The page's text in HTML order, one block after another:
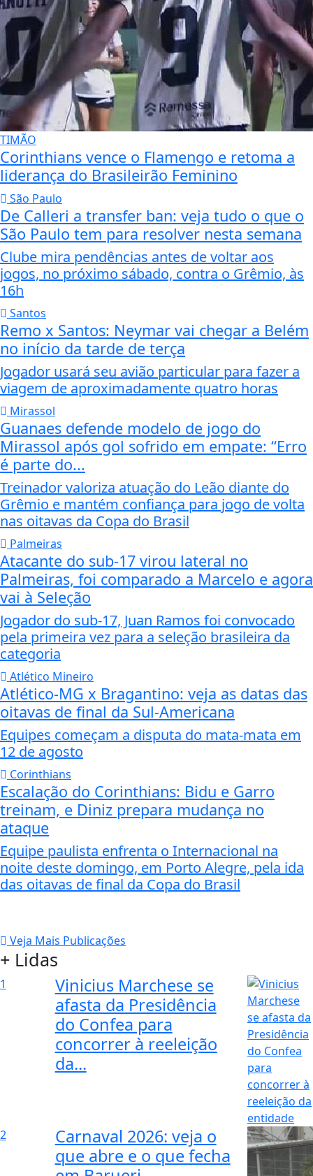
TIMÃO
Corinthians vence o Flamengo e retoma a
liderança do Brasileirão Feminino
São Paulo
De Calleri a transfer ban: veja tudo o que o
São Paulo tem para resolver nesta semana
Clube mira pendências antes de voltar aos
jogos, no próximo sábado, contra o Grêmio, às
16h
Santos
Remo x Santos: Neymar vai chegar a Belém
no início da tarde de terça
Jogador usará seu avião particular para fazer a
viagem de aproximadamente quatro horas
Mirassol
Guanaes defende modelo de jogo do
Mirassol após gol sofrido em empate: “Erro
é parte do...
Treinador valoriza atuação do Leão diante do
Grêmio e mantém confiança para jogo de volta
nas oitavas da Copa do Brasil
Palmeiras
Atacante do sub-17 virou lateral no
Palmeiras, foi comparado a Marcelo e agora
vai à Seleção
Jogador do sub-17, Juan Ramos foi convocado
pela primeira vez para a seleção brasileira da
categoria
Atlético Mineiro
Atlético-MG x Bragantino: veja as datas das
oitavas de final da Sul-Americana
Equipes começam a disputa do mata-mata em
12 de agosto
Corinthians
Escalação do Corinthians: Bidu e Garro
treinam, e Diniz prepara mudança no
ataque
Equipe paulista enfrenta o Internacional na
noite deste domingo, em Porto Alegre, pela ida
das oitavas de final da Copa do Brasil
Veja Mais Publicações
+ Lidas
1
Vinicius Marchese se
afasta da Presidência
do Confea para
concorrer à reeleição
da...
2
Carnaval 2026: veja o
que abre e o que fecha